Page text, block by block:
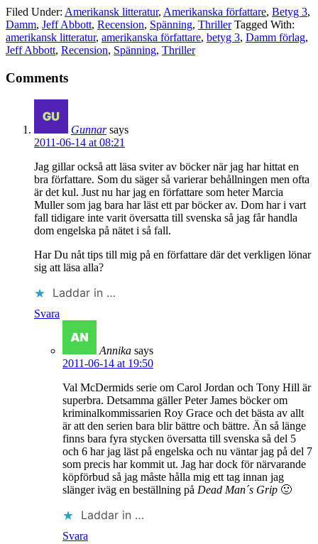
Filed Under: Amerikansk litteratur, Amerikanska författare, Betyg 3,
Damm, Jeff Abbott, Recension, Spänning, Thriller Tagged With:
amerikansk litteratur, amerikanska författare, betyg 3, Damm förlag,
Jeff Abbott, Recension, Spänning, Thriller
Comments
Gunnar says
2011-06-14 at 08:21
Jag gillar också att läsa sviter av böcker när jag har hittat en
bra författare. Som du säger så varierar behållningen men ofta
är det kul. Just nu har jag en författare som heter Marcia
Muller som jag bara har läst ett par böcker av. Dom har i vart
fall tidigare inte varit översatta till svenska så jag får handla
dom engelska på nätet i så fall.
Har Du nåt tips till mig på en författare där det verkligen lönar
sig att läsa alla?
Laddar in …
Svara
Annika says
2011-06-14 at 19:50
Val McDermids serie om Carol Jordan och Tony Hill är
superbra. Detsamma gäller Peter James böcker om
kriminalkommissarien Roy Grace och det bästa av allt
är att den serien bara blir bättre och bättre. Än så länge
finns bara fyra stycken översatta till svenska så del 5
och 6 har jag läst på engelska och nu väntar jag på del 7
som precis har kommit ut. Jag har dock för närvarande
köpförbud så jag måste hålla mig ett tag innan jag
slänger iväg en beställning på Dead Man´s Grip 🙂
Laddar in …
Svara